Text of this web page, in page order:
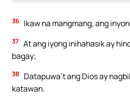
36 Ikaw na mangmang, ang
37 At ang iyong inihahasik ay
bagay;
38
Datapuwa’t ang Dios ay
katawan.